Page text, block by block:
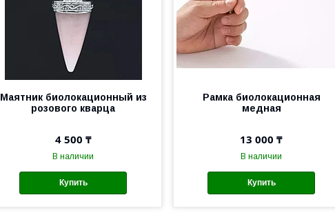
Маятник биолокационный из
розового кварца
4 500 ₸
В наличии
Купить
Рамка биолокационная
медная
13 000 ₸
В наличии
Купить